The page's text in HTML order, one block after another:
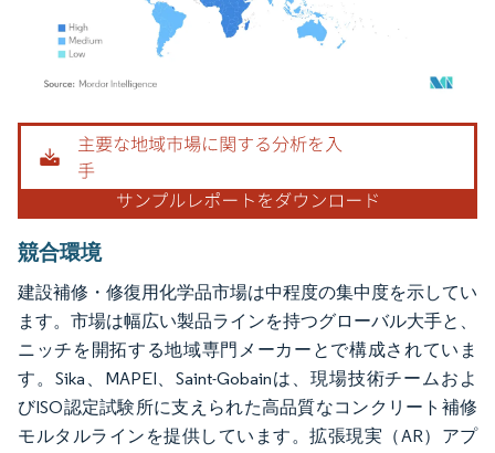
画像 © Mordor Intelligence。再利用にはCC BY 4.0の表示が必要です。
競合環境
建設補修・修復用化学品市場は中程度の集中度を示してい
ます。市場は幅広い製品ラインを持つグローバル大手と、
ニッチを開拓する地域専門メーカーとで構成されていま
す。Sika、MAPEI、Saint-Gobainは、現場技術チームおよ
びISO認定試験所に支えられた高品質なコンクリート補修
モルタルラインを提供しています。拡張現実（AR）アプ